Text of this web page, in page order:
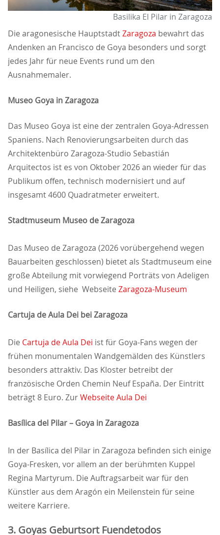
Basilika El Pilar in Zaragoza
Die aragonesische HauptstadtZaragoza bewahrt das
Andenken an Francisco de Goya besonders und sorgt
jedes Jahr für neue Events rund um den
Ausnahmemaler.
Museo Goya in Zaragoza
Das Museo Goya ist eine der zentralen Goya-Adressen
Spaniens. Nach Renovierungsarbeiten durch das
Architektenbüro Zaragoza-Studio Sebastián
Arquitectos ist es von Oktober 2026 an wieder für das
Publikum offen, technisch modernisiert und auf
insgesamt 4600 Quadratmeter erweitert.
Stadtmuseum Museo de Zaragoza
Das Museo de Zaragoza (2026 vorübergehend wegen
Bauarbeiten geschlossen) bietet als Stadtmuseum eine
große Abteilung mit vorwiegend Porträts von Adeligen
und Heiligen, siehe Webseite Zaragoza-Museum
Cartuja de Aula Dei bei Zaragoza
Die Cartuja de Aula Dei ist für Goya-Fans wegen der
frühen monumentalen Wandgemälden des Künstlers
besonders attraktiv. Das Kloster betreibt der
französische Orden Chemin Neuf España. Der Eintritt
beträgt 8 Euro. ZurWebseite Aula Dei
Basílica del Pilar – Goya in Zaragoza
In der Basílica del Pilar in Zaragoza befinden sich einige
Goya-Fresken, vor allem an der berühmten Kuppel
Regina Martyrum. Die Auftragsarbeit war für den
Künstler aus dem Aragón ein Meilenstein für seine
weitere Karriere.
3. Goyas Geburtsort Fuendetodos